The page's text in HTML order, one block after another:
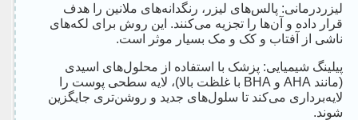
لیزردرمانی: پالس‌های لیزر، رنگدانه‌های ملانین را هدف
قرار داده و آن‌ها را تجزیه می‌کنند. این روش برای لکه‌های
ناشی از آفتاب و کک و مک بسیار موثر است.
پیلینگ شیمیایی: پزشک با استفاده از محلول‌های اسیدی
(مانند AHA و BHA با غلظت بالا)، لایه سطحی پوست را
لایه‌برداری می‌کند تا سلول‌های جدید و روشن‌تری جایگزین
شوند.